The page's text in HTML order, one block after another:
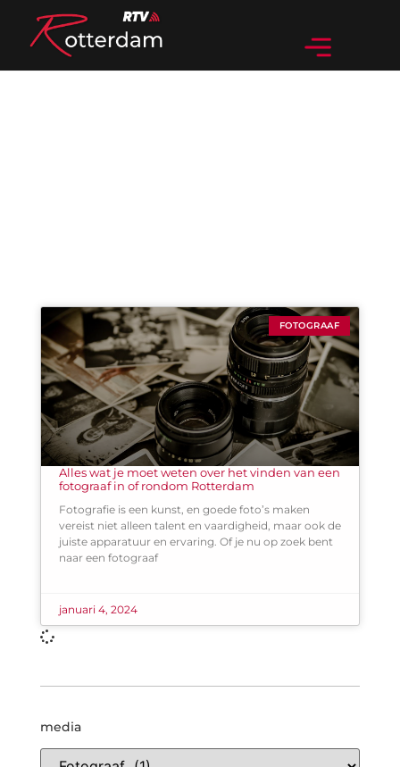
media
FOTOGRAAF
Alles wat je moet weten over het vinden van een
fotograaf in of rondom Rotterdam
Fotografie is een kunst, en goede foto’s maken
vereist niet alleen talent en vaardigheid, maar ook de
juiste apparatuur en ervaring. Of je nu op zoek bent
naar een fotograaf
januari 4, 2024